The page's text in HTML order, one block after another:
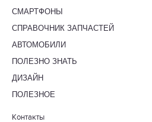
СМАРТФОНЫ
СПРАВОЧНИК ЗАПЧАСТЕЙ
АВТОМОБИЛИ
ПОЛЕЗНО ЗНАТЬ
ДИЗАЙН
ПОЛЕЗНОЕ
Контакты